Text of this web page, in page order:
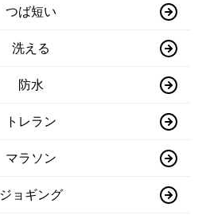
つば短い
洗える
防水
トレラン
マラソン
ジョギング